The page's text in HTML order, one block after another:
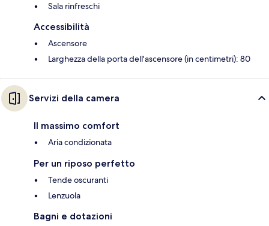
Sala rinfreschi
Accessibilità
Ascensore
Larghezza della porta dell'ascensore (in centimetri): 80
Servizi della camera
Il massimo comfort
Aria condizionata
Per un riposo perfetto
Tende oscuranti
Lenzuola
Bagni e dotazioni